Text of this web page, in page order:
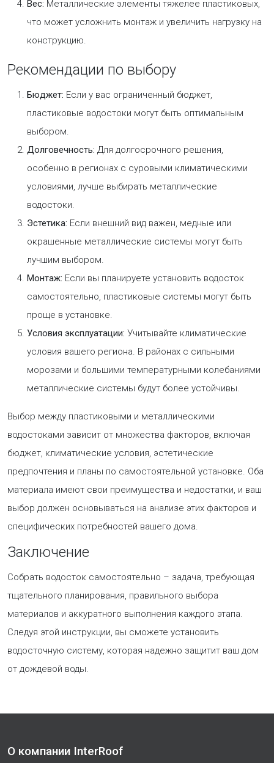
Вес: Металлические элементы тяжелее пластиковых,
что может усложнить монтаж и увеличить нагрузку на
конструкцию.
Рекомендации по выбору
Бюджет: Если у вас ограниченный бюджет,
пластиковые водостоки могут быть оптимальным
выбором.
Долговечность: Для долгосрочного решения,
особенно в регионах с суровыми климатическими
условиями, лучше выбирать металлические
водостоки.
Эстетика: Если внешний вид важен, медные или
окрашенные металлические системы могут быть
лучшим выбором.
Монтаж: Если вы планируете установить водосток
самостоятельно, пластиковые системы могут быть
проще в установке.
Условия эксплуатации: Учитывайте климатические
условия вашего региона. В районах с сильными
морозами и большими температурными колебаниями
металлические системы будут более устойчивы.
Выбор между пластиковыми и металлическими
водостоками зависит от множества факторов, включая
бюджет, климатические условия, эстетические
предпочтения и планы по самостоятельной установке. Оба
материала имеют свои преимущества и недостатки, и ваш
выбор должен основываться на анализе этих факторов и
специфических потребностей вашего дома.
Заключение
Собрать водосток самостоятельно – задача, требующая
тщательного планирования, правильного выбора
материалов и аккуратного выполнения каждого этапа.
Следуя этой инструкции, вы сможете установить
водосточную систему, которая надежно защитит ваш дом
от дождевой воды.
О компании InterRoof